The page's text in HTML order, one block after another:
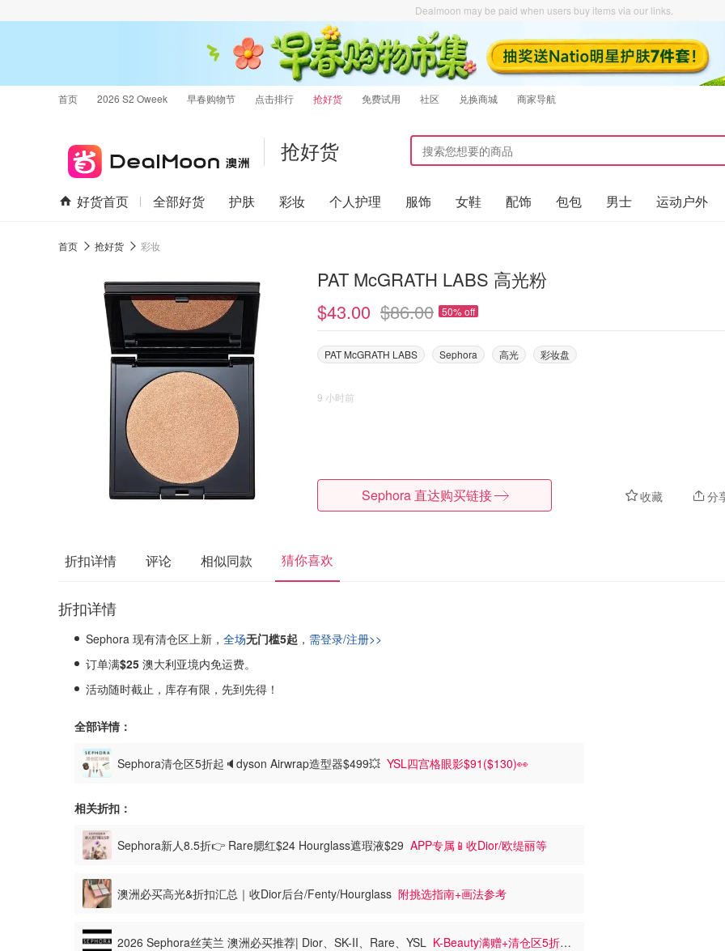
Dealmoon may be paid when users buy items via our links.
首页 2026 S2 Oweek 早春购物节 点击排行 抢好货 免费试用 社区 兑换商城 商家导航
抢好货
好货首页 全部好货 护肤 彩妆 个人护理 服饰 女鞋 配饰 包包 男士 运动户外
首页 抢好货 彩妆
PAT McGRATH LABS 高光粉
$43.00 $86.00 50% off
PAT McGRATH LABS Sephora 高光 彩妆盘
9 小时前
收藏 分
Sephora 直达购买链接
折扣详情 评论 相似同款 猜你喜欢
折扣详情
Sephora 现有清仓区上新， 全场无门槛5起 ， 需登录/注册>>
订单满$25 澳大利亚境内免运费。
活动随时截止，库存有限，先到先得！
全部详情：
Sephora清仓区5折起🔈dyson Airwrap造型器$499💥 YSL四宫格眼影$91($130)👀
相关折扣：
Sephora新人8.5折👉 Rare腮红$24 Hourglass遮瑕液$29 APP专属📱收Dior/欧缇丽等
澳洲必买高光&折扣汇总｜收Dior后台/Fenty/Hourglass 附挑选指南+画法参考
2026 Sephora丝芙兰 澳洲必买推荐| Dior、SK-II、Rare、YSL K-Beauty满赠+清仓区5折